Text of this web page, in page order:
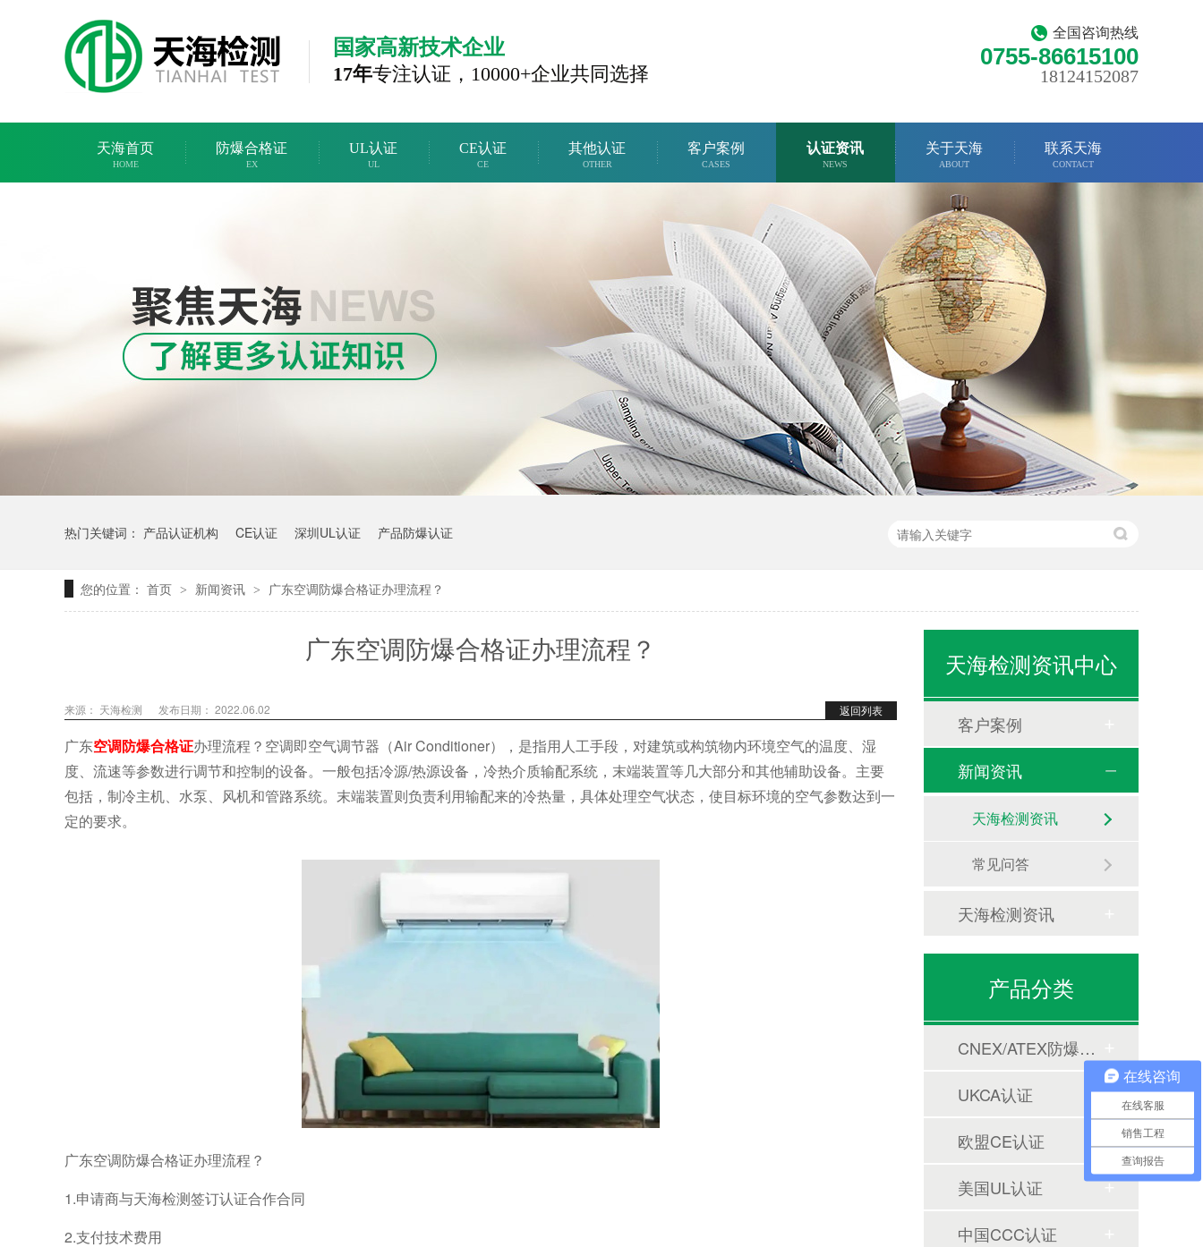
全国咨询热线
0755-86615100
18124152087
国家高新技术企业
17年专注认证， 10000+企业共同选择
天海首页
HOME
防爆合格证
EX
UL认证
UL
CE认证
CE
其他认证
OTHER
客户案例
CASES
认证资讯
NEWS
关于天海
ABOUT
联系天海
CONTACT
热门关键词： 产品认证机构 CE认证 深圳UL认证 产品防爆认证
您的位置： 首页 > 新闻资讯 > 广东空调防爆合格证办理流程？
广东空调防爆合格证办理流程？
返回列表
来源： 天海检测 发布日期： 2022.06.02
广东空调防爆合格证办理流程？空调即空气调节器（Air Conditioner），是指用人工手段，对建筑或构筑物内环境空气的温度、湿
度、流速等参数进行调节和控制的设备。一般包括冷源/热源设备，冷热介质输配系统，末端装置等几大部分和其他辅助设备。主要
包括，制冷主机、水泵、风机和管路系统。末端装置则负责利用输配来的冷热量，具体处理空气状态，使目标环境的空气参数达到一
定的要求。
广东空调防爆合格证办理流程？
1.申请商与天海检测签订认证合作合同
2.支付技术费用
天海检测资讯中心
客户案例
新闻资讯
天海检测资讯
常见问答
天海检测资讯
产品分类
CNEX/ATEX防爆合格证
UKCA认证
欧盟CE认证
美国UL认证
中国CCC认证
在线咨询
在线客服
销售工程
查询报告